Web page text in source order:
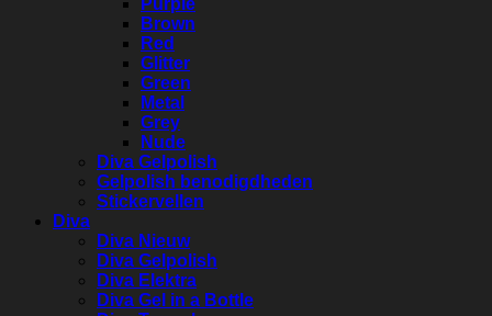
Purple
Brown
Red
Glitter
Green
Metal
Grey
Nude
Diva Gelpolish
Gelpolish benodigdheden
Stickervellen
Diva
Diva Nieuw
Diva Gelpolish
Diva Elektra
Diva Gel in a Bottle